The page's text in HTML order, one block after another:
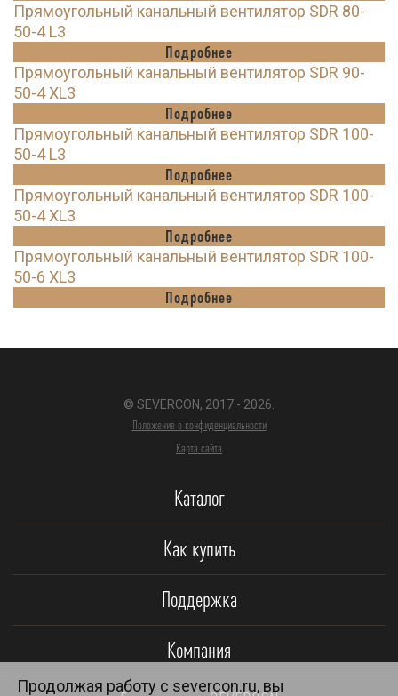
Прямоугольный канальный вентилятор SDR 80-
50-4 L3
Подробнее
Прямоугольный канальный вентилятор SDR 90-
50-4 XL3
Подробнее
Прямоугольный канальный вентилятор SDR 100-
50-4 L3
Подробнее
Прямоугольный канальный вентилятор SDR 100-
50-4 XL3
Подробнее
Прямоугольный канальный вентилятор SDR 100-
50-6 XL3
Подробнее
© SEVERCON, 2017 - 2026.
Положение о конфиденциальности
Карта сайта
Каталог
Как купить
Поддержка
Компания
Продолжая работу с severcon.ru, вы